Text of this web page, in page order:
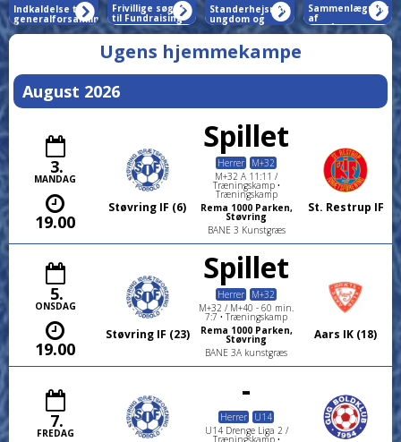
Indkaldelse til
generalforsamlinger
i Støvring IF
Fodbold 2026
Frivillige søges
til Fundraising-
udvalget i
Støvring IF
Standerhejsning
ungdom og
senior lørdag
Sammenlægning
af
pigeårgangene
Ugens hjemmekampe
August 2026
3.
MANDAG
19.00
Støvring IF (6)
Spillet
Herrer
M+32
M+32 A 11:11 /
Træningskamp •
Træningskamp
Rema 1000 Parken,
Støvring
BANE 3 Kunstgræs
St. Restrup IF
5.
ONSDAG
19.00
Støvring IF (23)
Spillet
Herrer
M+32
M+32 / M+40 - 60 min.
7:7 • Træningskamp
Rema 1000 Parken,
Støvring
BANE 3A kunstgræs
Aars IK (18)
7.
FREDAG
-
Herrer
U14
U14 Drenge Liga 2 /